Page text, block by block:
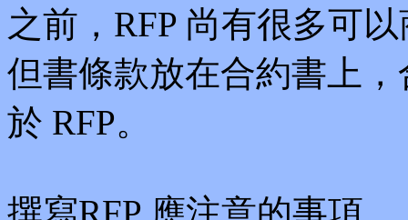
之前，RFP 尚有很多可
但書條款放在合約書上
於 RFP。